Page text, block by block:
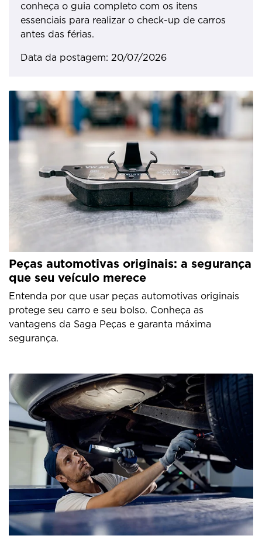
conheça o guia completo com os itens
essenciais para realizar o check-up de carros
antes das férias.
Data da postagem: 20/07/2026
Peças automotivas originais: a segurança
que seu veículo merece
Entenda por que usar peças automotivas originais
protege seu carro e seu bolso. Conheça as
vantagens da Saga Peças e garanta máxima
segurança.